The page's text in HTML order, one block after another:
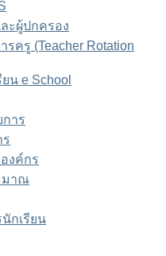
ะผู้ปกครอง
ครู (Teacher Rotation
น e School
าร
งค์กร
มาณ
กเรียน